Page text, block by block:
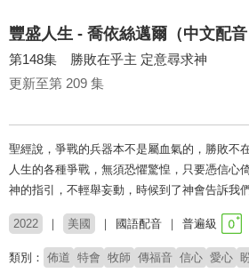
豐盛人生 - 喬依絲邁爾（中文配音
第148集 勝敗在乎主 定意尋求神
更新至第 209 集
聖經說，爭戰的兵器本不是屬血氣的，勝敗不
人生的各種爭戰，無須恐懼驚惶，只要憑信心
神的指引，不輕舉妄動，時候到了神會告訴我
2022 美國 國語配音 普遍級
類別： 佈道 特會 牧師 傳福音 信心 愛心